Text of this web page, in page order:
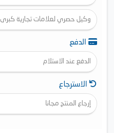
وكيل حصري لعلامات تجارية كبرى
الدفع
الدفع عند الاستلام
الاسترجاع
إرجاع المنتج مجانا